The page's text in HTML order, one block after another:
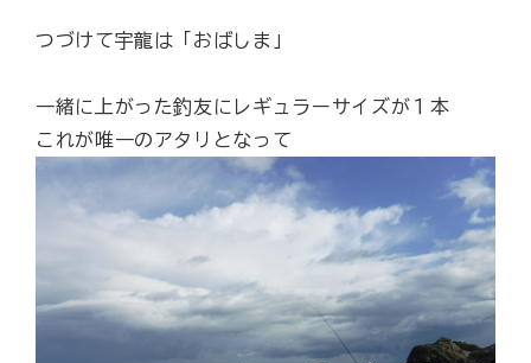
つづけて宇龍は「おばしま」
一緒に上がった釣友にレギュラーサイズが１本
これが唯一のアタリとなって